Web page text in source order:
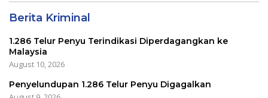
Berita Kriminal
1.286 Telur Penyu Terindikasi Diperdagangkan ke
Malaysia
August 10, 2026
Penyelundupan 1.286 Telur Penyu Digagalkan